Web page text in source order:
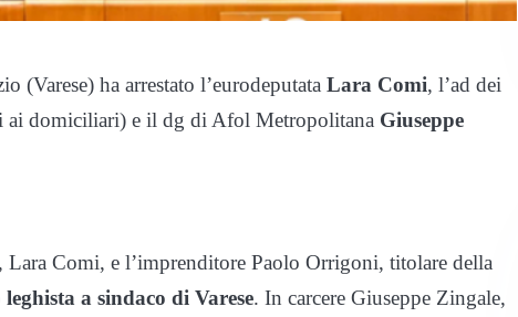
ha arrestato l’eurodeputata Lara Comi, l’ad dei
ai domiciliari) e il dg di Afol Metropolitana Giuseppe
Comi, e l’imprenditore Paolo Orrigoni, titolare della
a sindaco di Varese. In carcere Giuseppe Zingale,